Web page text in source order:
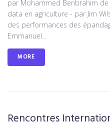
par Mohammed Benbrahim de
data en agriculture - par Jim
des performances des
Emmanuel...
MORE
Rencontres